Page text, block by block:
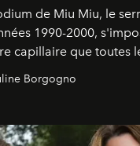
de Miu Miu, le
1990-2000,
capillaire que toutes
Borgogno